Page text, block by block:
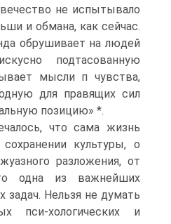
не испытывало
и обмана, как сейчас.
обрушивает на людей
подтасованную
мысли п чувства,
для правящих сил
позицию» *.
что сама жизнь
культуры, о
разложения, от
одна из важнейших
задач. Нельзя не думать
пси-хологических и